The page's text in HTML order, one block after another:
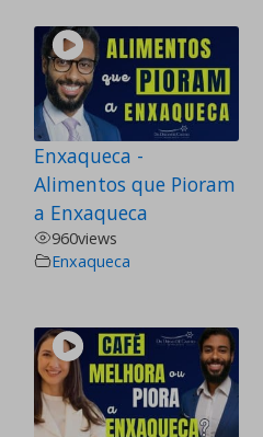
Enxaqueca -
Alimentos que Pioram
a Enxaqueca
960views
Enxaqueca